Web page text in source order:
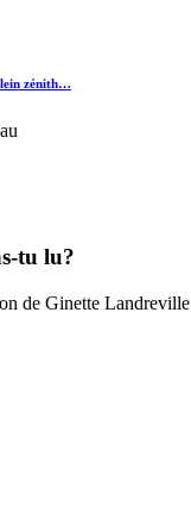
zénith…
tu lu?
de Ginette Landreville